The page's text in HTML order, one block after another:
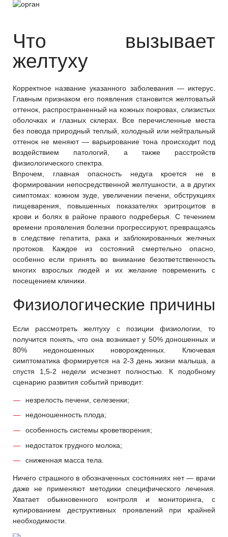
Что вызывает
желтуху
Корректное название указанного заболевания — иктерус.
Главным признаком его появления становится желтоватый
оттенок, распространенный на кожных покровах, слизистых
оболочках и глазных склерах. Все перечисленные места
без повода природный теплый, холодный или нейтральный
оттенок не меняют — варьирование тона происходит под
воздействием патологий, а также расстройств
физиологического спектра.
Впрочем, главная опасность недуга кроется не в
формировании непосредственной желтушности, а в других
симптомах: кожном зуде, увеличении печени, обструкциях
пищеварения, повышенных показателях эритроцитов в
крови и болях в районе правого подреберья. С течением
времени проявления болезни прогрессируют, превращаясь
в следствие гепатита, рака и заблокированных желчных
протоков. Каждое из состояний смертельно опасно,
особенно если принять во внимание безответственность
многих взрослых людей и их желание повременить с
посещением клиники.
Физиологические причины
Если рассмотреть желтуху с позиции физиологии, то
получится понять, что она возникает у 50% доношенных и
80% недоношенных новорожденных. Ключевая
симптоматика формируется на 2-3 день жизни малыша, а
спустя 1,5-2 недели исчезнет полностью. К подобному
сценарию развития событий приводит:
незрелость печени, селезенки;
недоношенность плода;
особенность системы кроветворения;
недостаток грудного молока;
сниженная масса тела.
Ничего страшного в обозначенных состояниях нет — врачи
даже не применяют методики специфического лечения.
Хватает обыкновенного контроля и мониторинга, с
купированием деструктивных проявлений при крайней
необходимости.